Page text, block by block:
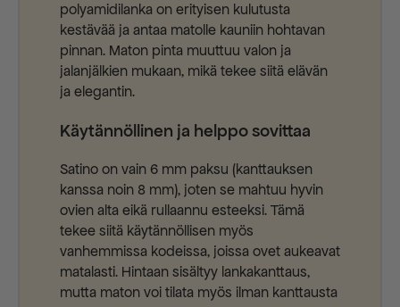
polyamidilanka on erityisen kulutusta
kestävää ja antaa matolle kauniin hohtavan
pinnan. Maton pinta muuttuu valon ja
jalanjälkien mukaan, mikä tekee siitä elävän
ja elegantin.
Käytännöllinen ja helppo sovittaa
Satino on vain 6 mm paksu (kanttauksen
kanssa noin 8 mm), joten se mahtuu hyvin
ovien alta eikä rullaannu esteeksi. Tämä
tekee siitä käytännöllisen myös
vanhemmissa kodeissa, joissa ovet aukeavat
matalasti. Hintaan sisältyy lankakanttaus,
mutta maton voi tilata myös ilman kanttausta